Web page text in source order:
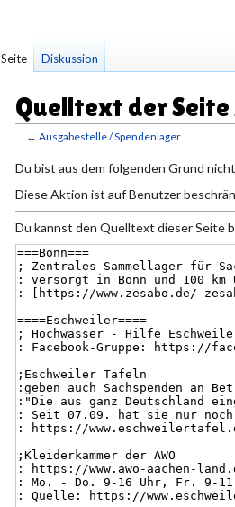
Quelltext der
← Ausgabestelle / Spendenlager
Zur
Navigation
Zur
Suche
Du bist aus dem folgenden Grund
Diese Aktion ist auf Benutzer
Du kannst den Quelltext dieser Seite
Seite Diskussion